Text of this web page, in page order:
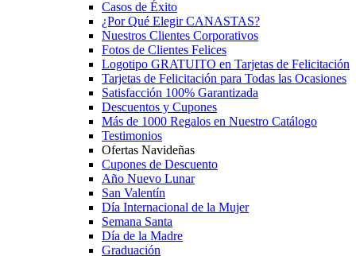
Casos de Éxito
¿Por Qué Elegir CANASTAS?
Nuestros Clientes Corporativos
Fotos de Clientes Felices
Logotipo GRATUITO en Tarjetas de Felicitación
Tarjetas de Felicitación para Todas las Ocasiones
Satisfacción 100% Garantizada
Descuentos y Cupones
Más de 1000 Regalos en Nuestro Catálogo
Testimonios
Ofertas Navideñas
Cupones de Descuento
Año Nuevo Lunar
San Valentín
Día Internacional de la Mujer
Semana Santa
Día de la Madre
Graduación